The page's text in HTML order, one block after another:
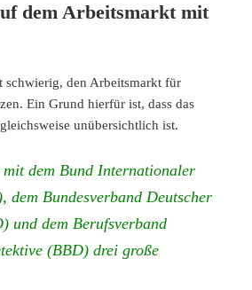
dem Arbeitsmarkt mit
schwierig, den Arbeitsmarkt für
Ein Grund hierfür ist, dass das
unübersichtlich ist.
mit dem Bund Internationaler
dem Bundesverband Deutscher
und dem Berufsverband
(BBD) drei große